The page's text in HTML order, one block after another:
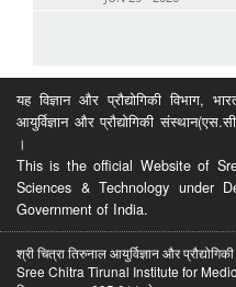
यह विज्ञान और प्रौद्योगिकी विभाग,
आयुर्विज्ञान और प्रौद्योगिकी
।
This is the official Website of
Sciences & Technology under
Government of India.
श्री चित्रा तिरुनाल आयुर्विज्ञान और
Sree Chitra Tirunal Institute for